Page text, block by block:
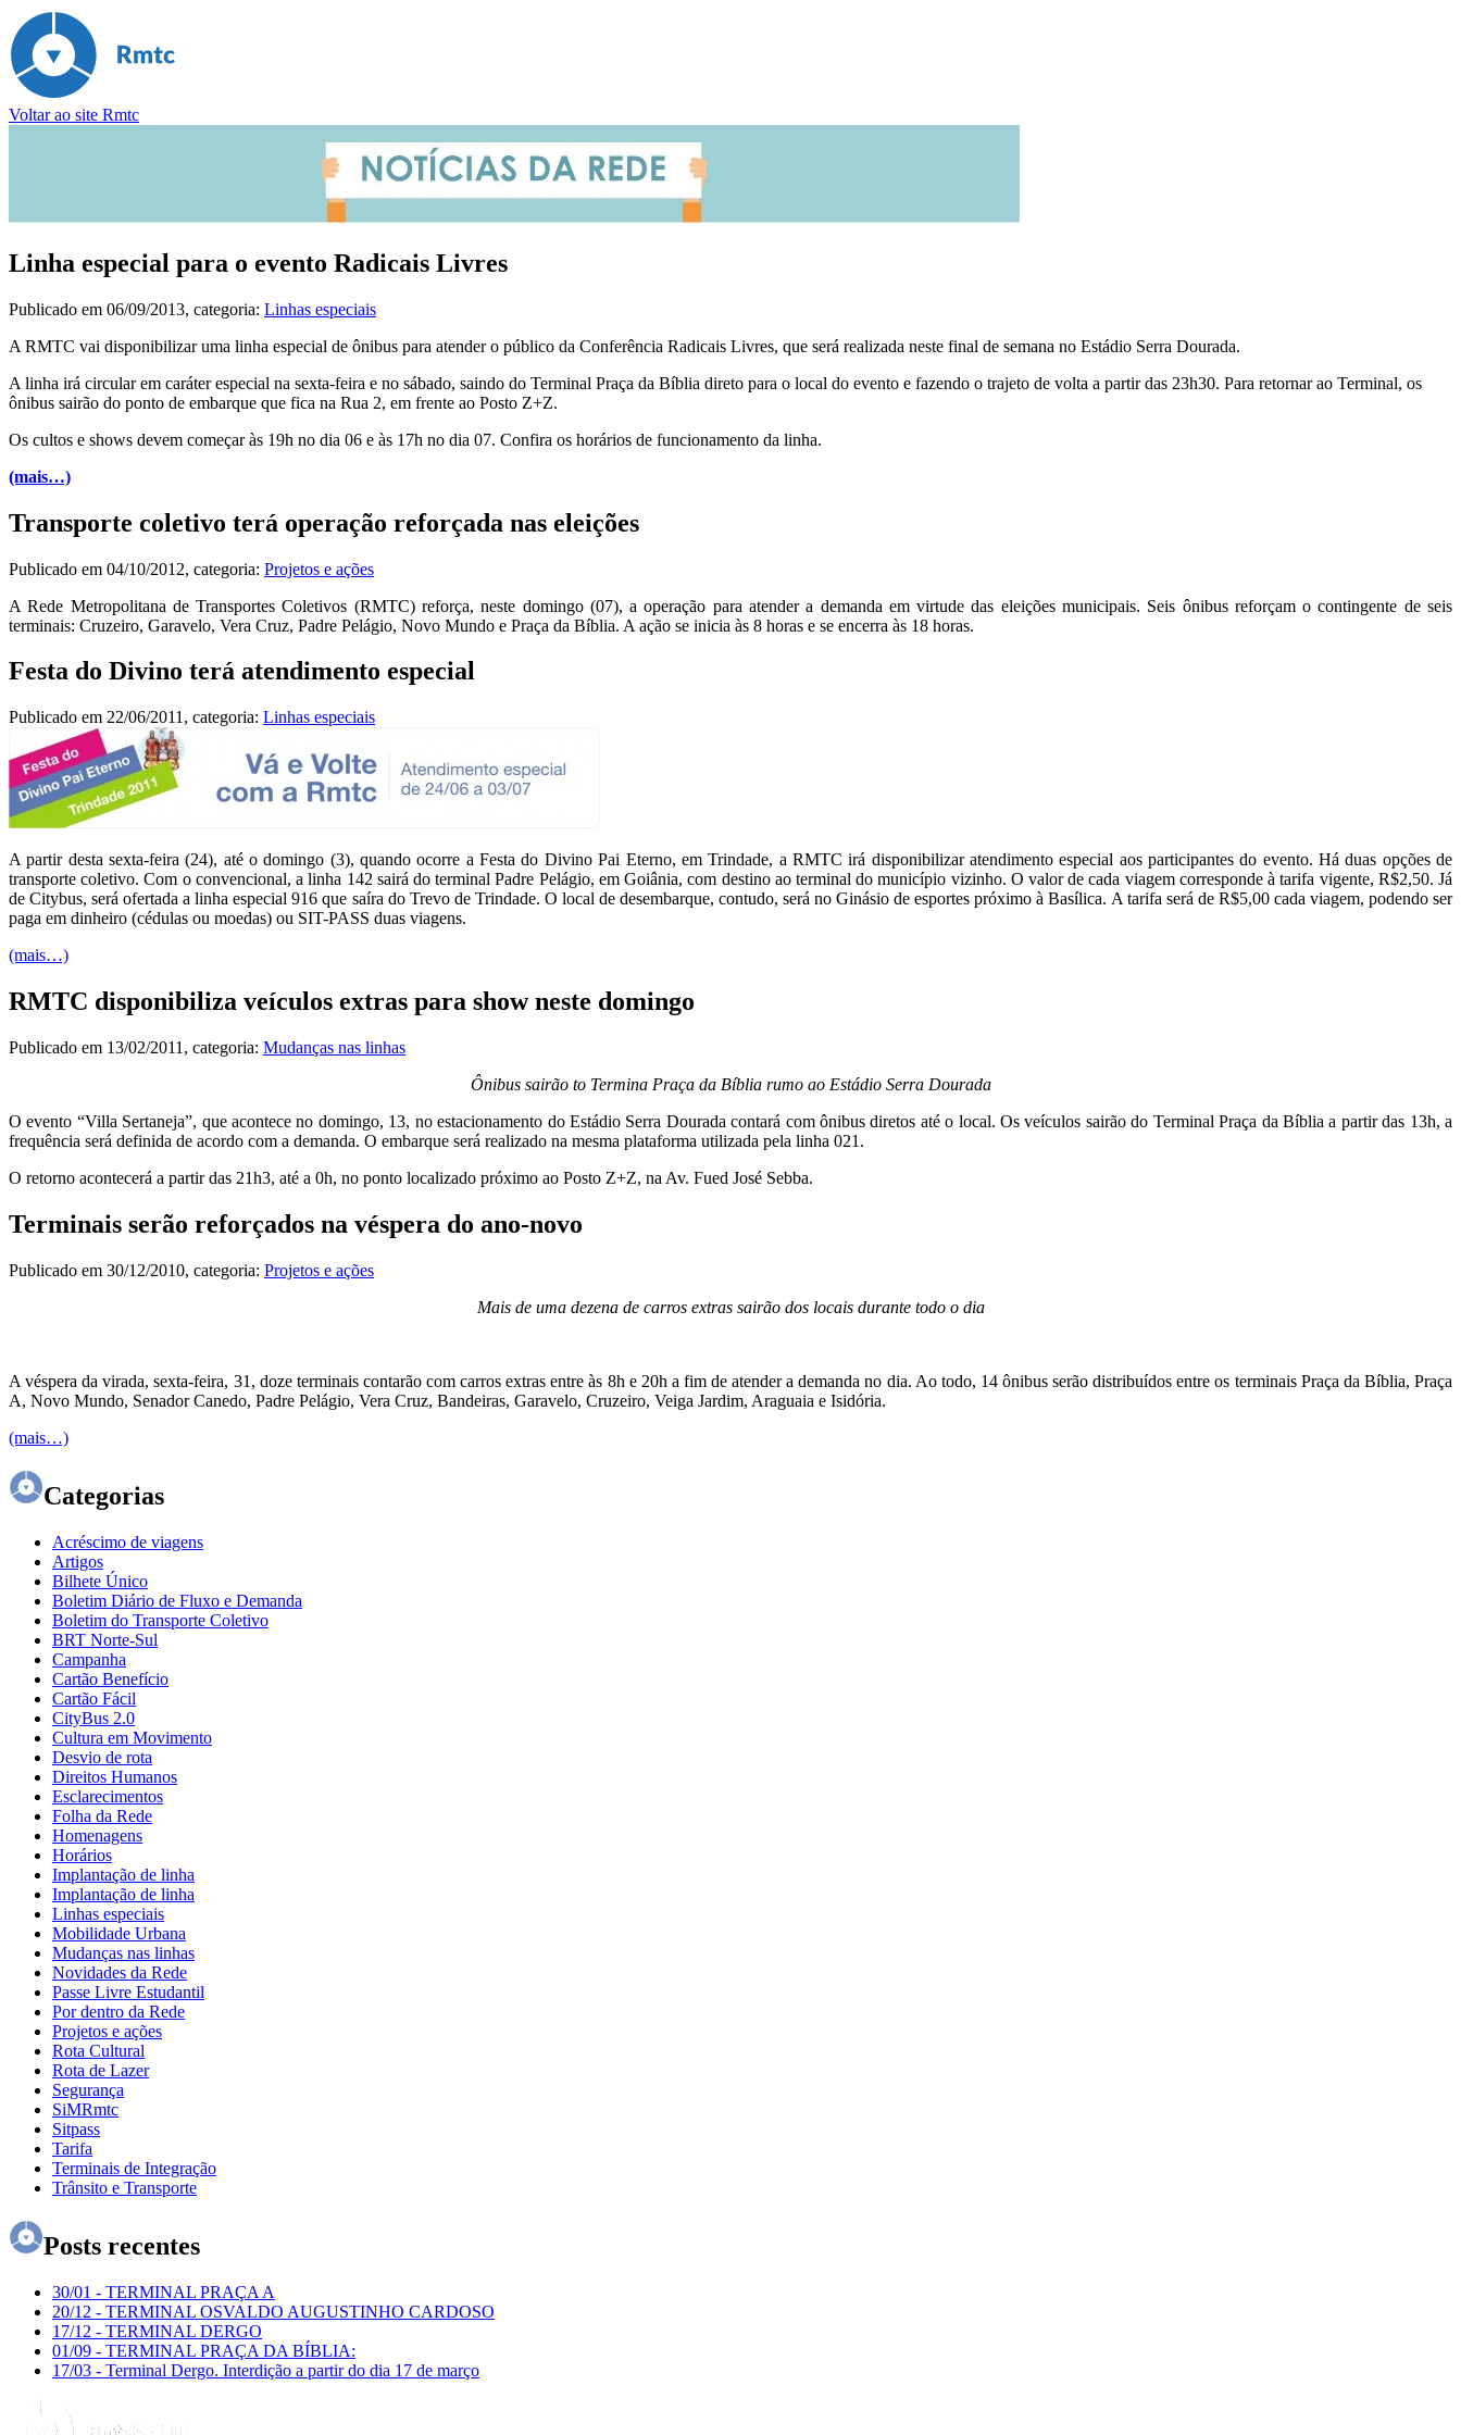
Voltar ao site Rmtc
Linha especial para o evento Radicais Livres
Publicado em 06/09/2013, categoria: Linhas especiais
A RMTC vai disponibilizar uma linha especial de ônibus para atender o público da Conferência Radicais Livres, que será realizada neste final de semana no Estádio Serra Dourada.
A linha irá circular em caráter especial na sexta-feira e no sábado, saindo do Terminal Praça da Bíblia direto para o local do evento e fazendo o trajeto de volta a partir das 23h30. Para retornar ao Terminal, os
ônibus sairão do ponto de embarque que fica na Rua 2, em frente ao Posto Z+Z.
Os cultos e shows devem começar às 19h no dia 06 e às 17h no dia 07. Confira os horários de funcionamento da linha.
(mais…)
Transporte coletivo terá operação reforçada nas eleições
Publicado em 04/10/2012, categoria: Projetos e ações
A Rede Metropolitana de Transportes Coletivos (RMTC) reforça, neste domingo (07), a operação para atender a demanda em virtude das eleições municipais. Seis ônibus reforçam o contingente de seis
terminais: Cruzeiro, Garavelo, Vera Cruz, Padre Pelágio, Novo Mundo e Praça da Bíblia. A ação se inicia às 8 horas e se encerra às 18 horas.
Festa do Divino terá atendimento especial
Publicado em 22/06/2011 , categoria: Linhas especiais
A partir desta sexta-feira (24), até o domingo (3), quando ocorre a Festa do Divino Pai Eterno, em Trindade, a RMTC irá disponibilizar atendimento especial aos participantes do evento. Há duas opções de
transporte coletivo. Com o convencional, a linha 142 sairá do terminal Padre Pelágio, em Goiânia, com destino ao terminal do município vizinho. O valor de cada viagem corresponde à tarifa vigente, R$2,50. Já
de Citybus, será ofertada a linha especial 916 que saíra do Trevo de Trindade. O local de desembarque, contudo, será no Ginásio de esportes próximo à Basílica. A tarifa será de R$5,00 cada viagem, podendo ser
paga em dinheiro (cédulas ou moedas) ou SIT-PASS duas viagens.
(mais…)
RMTC disponibiliza veículos extras para show neste domingo
Publicado em 13/02/2011 , categoria: Mudanças nas linhas
Ônibus sairão to Termina Praça da Bíblia rumo ao Estádio Serra Dourada
O evento “Villa Sertaneja”, que acontece no domingo, 13, no estacionamento do Estádio Serra Dourada contará com ônibus diretos até o local. Os veículos sairão do Terminal Praça da Bíblia a partir das 13h, a
frequência será definida de acordo com a demanda. O embarque será realizado na mesma plataforma utilizada pela linha 021.
O retorno acontecerá a partir das 21h3, até a 0h, no ponto localizado próximo ao Posto Z+Z, na Av. Fued José Sebba.
Terminais serão reforçados na véspera do ano-novo
Publicado em 30/12/2010, categoria: Projetos e ações
Mais de uma dezena de carros extras sairão dos locais durante todo o dia
A véspera da virada, sexta-feira, 31, doze terminais contarão com carros extras entre às 8h e 20h a fim de atender a demanda no dia. Ao todo, 14 ônibus serão distribuídos entre os terminais Praça da Bíblia, Praça
A, Novo Mundo, Senador Canedo, Padre Pelágio, Vera Cruz, Bandeiras, Garavelo, Cruzeiro, Veiga Jardim, Araguaia e Isidória.
(mais…)
Categorias
Acréscimo de viagens
Artigos
Bilhete Único
Boletim Diário de Fluxo e Demanda
Boletim do Transporte Coletivo
BRT Norte-Sul
Campanha
Cartão Benefício
Cartão Fácil
CityBus 2.0
Cultura em Movimento
Desvio de rota
Direitos Humanos
Esclarecimentos
Folha da Rede
Homenagens
Horários
Implantação de linha
Implantação de linha
Linhas especiais
Mobilidade Urbana
Mudanças nas linhas
Novidades da Rede
Passe Livre Estudantil
Por dentro da Rede
Projetos e ações
Rota Cultural
Rota de Lazer
Segurança
SiMRmtc
Sitpass
Tarifa
Terminais de Integração
Trânsito e Transporte
Posts recentes
30/01 - TERMINAL PRAÇA A
20/12 - TERMINAL OSVALDO AUGUSTINHO CARDOSO
17/12 - TERMINAL DERGO
01/09 - TERMINAL PRAÇA DA BÍBLIA:
17/03 - Terminal Dergo. Interdição a partir do dia 17 de março